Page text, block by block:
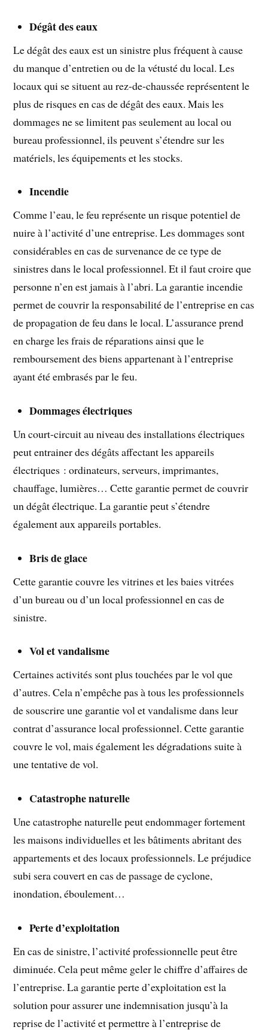
Dégât des eaux
Le dégât des eaux est un sinistre plus fréquent à cause
du manque d’entretien ou de la vétusté du local. Les
locaux qui se situent au rez-de-chaussée représentent le
plus de risques en cas de dégât des eaux. Mais les
dommages ne se limitent pas seulement au local ou
bureau professionnel, ils peuvent s’étendre sur les
matériels, les équipements et les stocks.
Incendie
Comme l’eau, le feu représente un risque potentiel de
nuire à l’activité d’une entreprise. Les dommages sont
considérables en cas de survenance de ce type de
sinistres dans le local professionnel. Et il faut croire que
personne n’en est jamais à l’abri. La garantie incendie
permet de couvrir la responsabilité de l’entreprise en cas
de propagation de feu dans le local. L’assurance prend
en charge les frais de réparations ainsi que le
remboursement des biens appartenant à l’entreprise
ayant été embrasés par le feu.
Dommages électriques
Un court-circuit au niveau des installations électriques
peut entrainer des dégâts affectant les appareils
électriques : ordinateurs, serveurs, imprimantes,
chauffage, lumières… Cette garantie permet de couvrir
un dégât électrique. La garantie peut s’étendre
également aux appareils portables.
Bris de glace
Cette garantie couvre les vitrines et les baies vitrées
d’un bureau ou d’un local professionnel en cas de
sinistre.
Vol et vandalisme
Certaines activités sont plus touchées par le vol que
d’autres. Cela n’empêche pas à tous les professionnels
de souscrire une garantie vol et vandalisme dans leur
contrat d’assurance local professionnel. Cette garantie
couvre le vol, mais également les dégradations suite à
une tentative de vol.
Catastrophe naturelle
Une catastrophe naturelle peut endommager fortement
les maisons individuelles et les bâtiments abritant des
appartements et des locaux professionnels. Le préjudice
subi sera couvert en cas de passage de cyclone,
inondation, éboulement…
Perte d’exploitation
En cas de sinistre, l’activité professionnelle peut être
diminuée. Cela peut même geler le chiffre d’affaires de
l’entreprise. La garantie perte d’exploitation est la
solution pour assurer une indemnisation jusqu’à la
reprise de l’activité et permettre à l’entreprise de